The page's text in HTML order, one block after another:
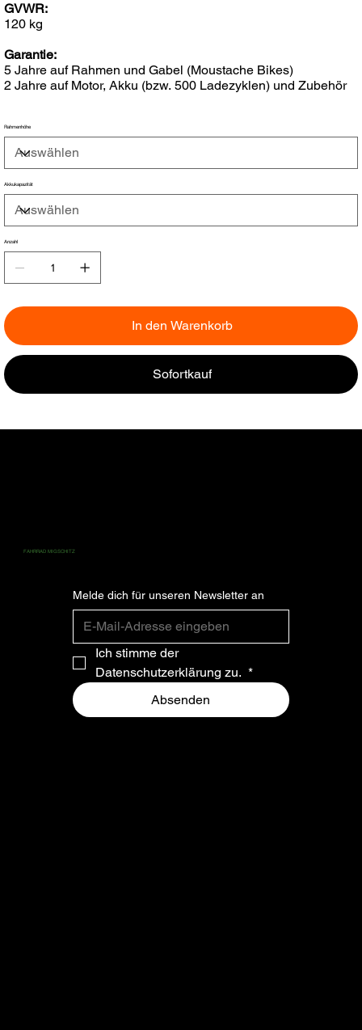
GVWR:
120 kg
Garantie:
5 Jahre auf Rahmen und Gabel (Moustache Bikes)
2 Jahre auf Motor, Akku (bzw. 500 Ladezyklen) und Zubehör
Rahmenhöhe
Akkukapazität
Anzahl
In den Warenkorb
Sofortkauf
FAHRRAD MIGSCHITZ
Melde dich für unseren Newsletter an
Ich stimme der
Datenschutzerklärung zu. *
Absenden